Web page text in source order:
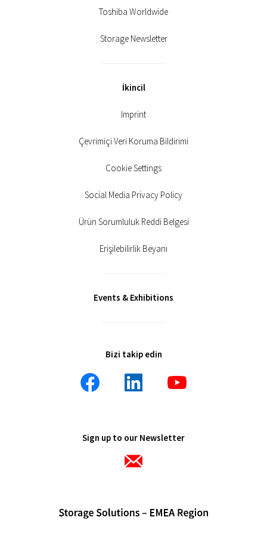
Toshiba Worldwide
Storage Newsletter
İkincil
Imprint
Çevrimiçi Veri Koruma Bildirimi
Cookie Settings
Social Media Privacy Policy
Ürün Sorumluluk Reddi Belgesi
Erişilebilirlik Beyanı
Events & Exhibitions
Bizi takip edin
Sign up to our Newsletter